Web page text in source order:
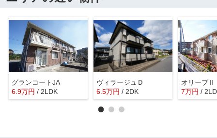
グランコートJA
6.9万円 / 2LDK
ヴィラージュＤ
6.5万円 / 2DK
オリーブⅡ
7万円 /